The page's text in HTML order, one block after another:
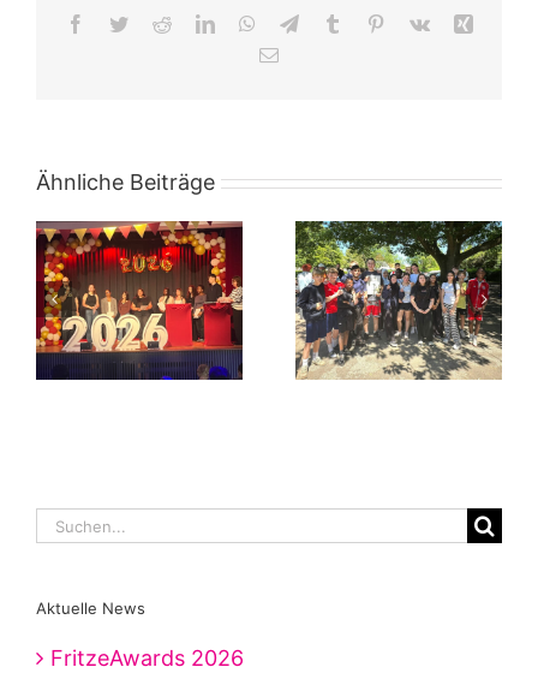
Facebook
TwitterRedditLinkedInWhatsApp
TelegramTumblr Pinterest
Vk
E-
Ähnliche Beiträge
Suche
Aktuelle News
FritzeAwards 2026